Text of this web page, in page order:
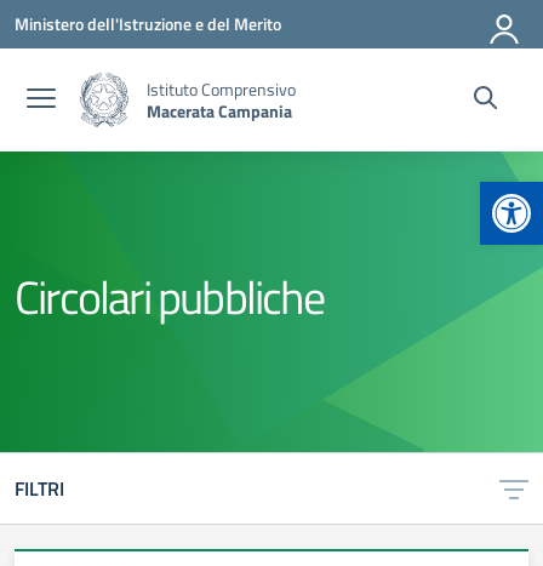
Vai ai contenuti
Vai al menu di navigazione
Vai al footer
Ministero dell'Istruzione e del Merito
Istituto Comprensivo
Macerata Campania
Circolari pubbliche
FILTRI